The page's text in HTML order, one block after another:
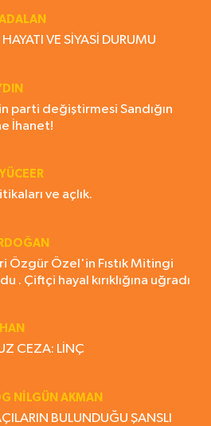
VE SİYASİ DURUMU
parti değiştirmesi Sandığın
İhanet!
ve açlık.
Özgür Özel'in Fıstık Mitingi
. Çiftçi hayal kırıklığına uğradı
CEZA: LİNÇ
NILGÜN AKMAN
BULUNDUĞU ŞANSLI